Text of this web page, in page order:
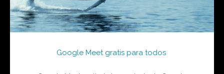
Google Meet gratis para todos